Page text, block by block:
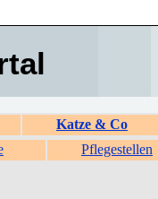
Katze & Co
Pflegestellen